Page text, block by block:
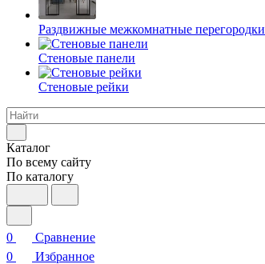
Раздвижные межкомнатные перегородки
Стеновые панели
Стеновые рейки
Каталог
По всему сайту
По каталогу
0
Сравнение
0
Избранное